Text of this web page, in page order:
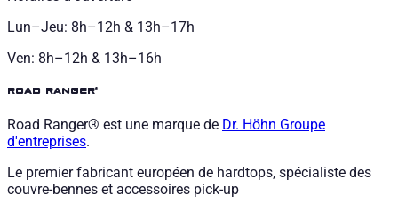
Lun–Jeu: 8h–12h & 13h–17h
Ven: 8h–12h & 13h–16h
road ranger®
Road Ranger® est une marque de Dr. Höhn Groupe
d'entreprises.
Le premier fabricant européen de hardtops, spécialiste des
couvre-bennes et accessoires pick-up